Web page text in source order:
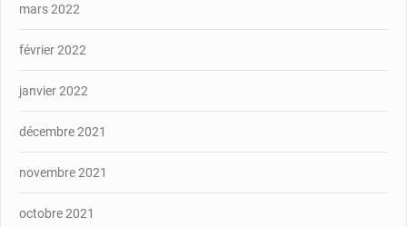
mars 2022
février 2022
janvier 2022
décembre 2021
novembre 2021
octobre 2021